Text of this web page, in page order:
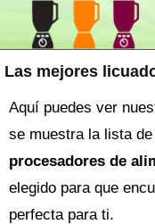
Aquí puedes ver
se muestra la lista de
procesadores de
elegido para que
perfecta para ti.